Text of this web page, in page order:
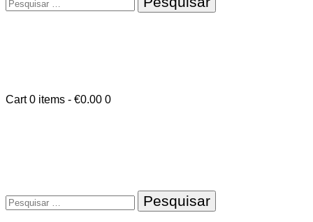
por:
Cart 0 items - €0.00 0
Pesquisar
por: